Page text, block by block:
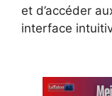
et d’accéder
interface